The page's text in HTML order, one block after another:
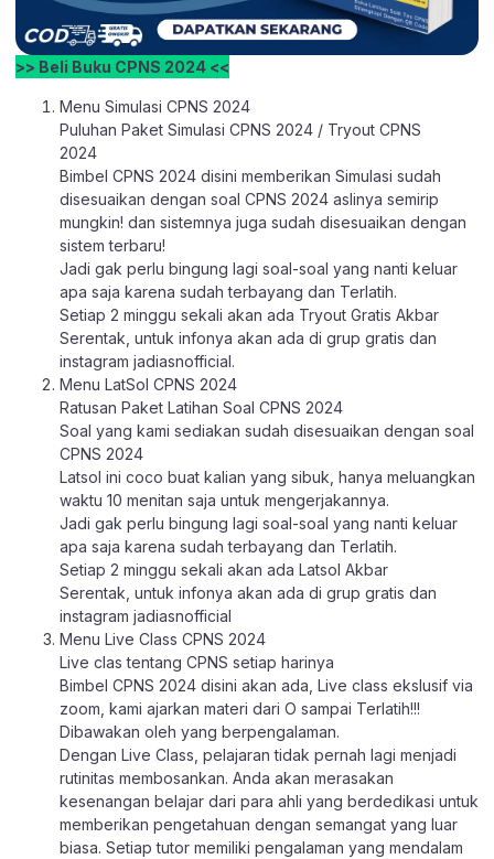
>> Beli Buku CPNS 2024 <<
Menu Simulasi CPNS 2024
Puluhan Paket Simulasi CPNS 2024 / Tryout CPNS
2024
Bimbel CPNS 2024 disini memberikan Simulasi sudah
disesuaikan dengan soal CPNS 2024 aslinya semirip
mungkin! dan sistemnya juga sudah disesuaikan dengan
sistem terbaru!
Jadi gak perlu bingung lagi soal-soal yang nanti keluar
apa saja karena sudah terbayang dan Terlatih.
Setiap 2 minggu sekali akan ada Tryout Gratis Akbar
Serentak, untuk infonya akan ada di grup gratis dan
instagram jadiasnofficial.
Menu LatSol CPNS 2024
Ratusan Paket Latihan Soal CPNS 2024
Soal yang kami sediakan sudah disesuaikan dengan soal
CPNS 2024
Latsol ini coco buat kalian yang sibuk, hanya meluangkan
waktu 10 menitan saja untuk mengerjakannya.
Jadi gak perlu bingung lagi soal-soal yang nanti keluar
apa saja karena sudah terbayang dan Terlatih.
Setiap 2 minggu sekali akan ada Latsol Akbar
Serentak, untuk infonya akan ada di grup gratis dan
instagram jadiasnofficial
Menu Live Class CPNS 2024
Live clas tentang CPNS setiap harinya
Bimbel CPNS 2024 disini akan ada, Live class ekslusif via
zoom, kami ajarkan materi dari O sampai Terlatih!!!
Dibawakan oleh yang berpengalaman.
Dengan Live Class, pelajaran tidak pernah lagi menjadi
rutinitas membosankan. Anda akan merasakan
kesenangan belajar dari para ahli yang berdedikasi untuk
memberikan pengetahuan dengan semangat yang luar
biasa. Setiap tutor memiliki pengalaman yang mendalam